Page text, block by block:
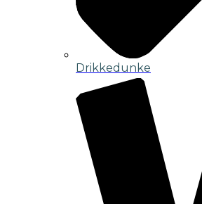
Drikkedunke